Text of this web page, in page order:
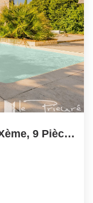
Elégant Corps De Ferme Du XIXème, 9 Pièces, Piscine, Jardin...